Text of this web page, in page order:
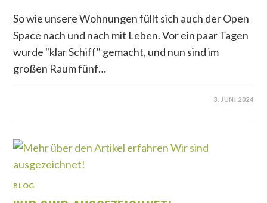
So wie unsere Wohnungen füllt sich auch der Open
Space nach und nach mit Leben. Vor ein paar Tagen
wurde "klar Schiff" gemacht, und nun sind im
großen Raum fünf…
3. JUNI 2024
BLOG